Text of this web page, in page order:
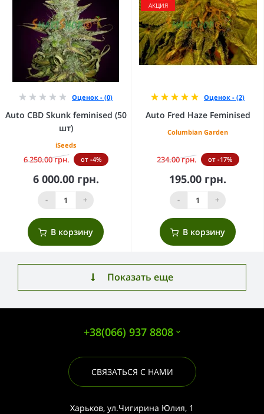
Оценок - (0)
Auto CBD Skunk feminised (50
шт)
iSeeds
6 250.00 грн. от -4%
6 000.00 грн.
- +
В корзину
АКЦИЯ
Оценок - (2)
Auto Fred Haze Feminised
Columbian Garden
234.00 грн. от -17%
195.00 грн.
- +
В корзину
Показать еще
+38(066) 937 8808
СВЯЗАТЬСЯ С НАМИ
Харьков, ул.Чигирина Юлия, 1